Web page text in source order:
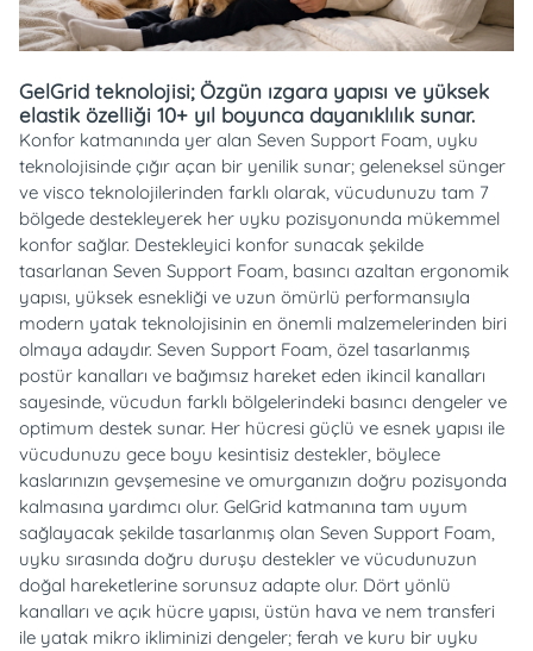
GelGrid teknolojisi; Özgün ızgara yapısı ve yüksek
elastik özelliği 10+ yıl boyunca dayanıklılık sunar.
Konfor katmanında yer alan Seven Support Foam, uyku
teknolojisinde çığır açan bir yenilik sunar; geleneksel sünger
ve visco teknolojilerinden farklı olarak, vücudunuzu tam 7
bölgede destekleyerek her uyku pozisyonunda mükemmel
konfor sağlar. Destekleyici konfor sunacak şekilde
tasarlanan Seven Support Foam, basıncı azaltan ergonomik
yapısı, yüksek esnekliği ve uzun ömürlü performansıyla
modern yatak teknolojisinin en önemli malzemelerinden biri
olmaya adaydır. Seven Support Foam, özel tasarlanmış
postür kanalları ve bağımsız hareket eden ikincil kanalları
sayesinde, vücudun farklı bölgelerindeki basıncı dengeler ve
optimum destek sunar. Her hücresi güçlü ve esnek yapısı ile
vücudunuzu gece boyu kesintisiz destekler, böylece
kaslarınızın gevşemesine ve omurganızın doğru pozisyonda
kalmasına yardımcı olur. GelGrid katmanına tam uyum
sağlayacak şekilde tasarlanmış olan Seven Support Foam,
uyku sırasında doğru duruşu destekler ve vücudunuzun
doğal hareketlerine sorunsuz adapte olur. Dört yönlü
kanalları ve açık hücre yapısı, üstün hava ve nem transferi
ile yatak mikro ikliminizi dengeler; ferah ve kuru bir uyku